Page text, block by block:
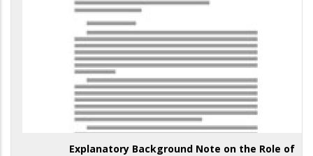
Explanatory Background Note on the Role of